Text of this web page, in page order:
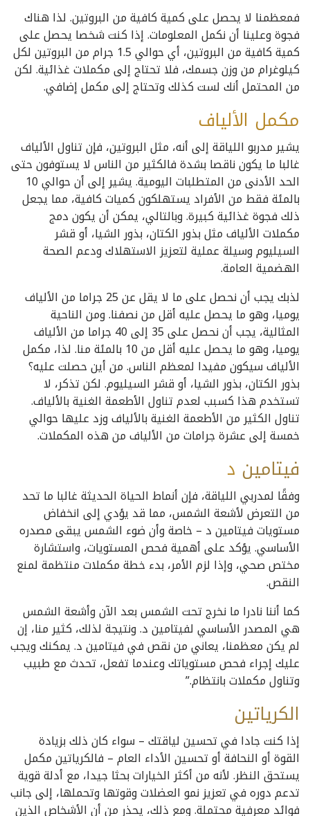
فمعظمنا لا يحصل على كمية كافية من البروتين. لذا هناك
فجوة وعلينا أن نكمل المعلومات. إذا كنت شخصا يحصل على
كمية كافية من البروتين، أي حوالي 1.5 جرام من البروتين لكل
كيلوغرام من وزن جسمك، فلا تحتاج إلى مكملات غذائية. لكن
من المحتمل أنك لست كذلك وتحتاج إلى مكمل إضافي.
مكمل الألياف
يشير مدربو اللياقة إلى أنه، مثل البروتين، فإن تناول الألياف
غالبا ما يكون ناقصا بشدة فالكثير من الناس لا يستوفون حتى
الحد الأدنى من المتطلبات اليومية. يشير إلى أن حوالي 10
بالمئة فقط من الأفراد يستهلكون كميات كافية، مما يجعل
ذلك فجوة غذائية كبيرة. وبالتالي، يمكن أن يكون دمج
مكملات الألياف مثل بذور الكتان، بذور الشيا، أو قشر
السيليوم وسيلة عملية لتعزيز الاستهلاك ودعم الصحة
الهضمية العامة.
لذبك يجب أن نحصل على ما لا يقل عن 25 جراما من الألياف
يوميا، وهو ما يحصل عليه أقل من نصفنا. ومن الناحية
المثالية، يجب أن نحصل على 35 إلى 40 جراما من الألياف
يوميا، وهو ما يحصل عليه أقل من 10 بالمئة منا. لذا، مكمل
الألياف سيكون مفيدا لمعظم الناس. من أين حصلت عليه؟
بذور الكتان، بذور الشيا، أو قشر السيليوم. لكن تذكر، لا
تستخدم هذا كسبب لعدم تناول الأطعمة الغنية بالألياف.
تناول الكثير من الأطعمة الغنية بالألياف وزد عليها حوالي
خمسة إلى عشرة جرامات من الألياف من هذه المكملات.
فيتامين د
وفقًا لمدربي اللياقة، فإن أنماط الحياة الحديثة غالبا ما تحد
من التعرض لأشعة الشمس، مما قد يؤدي إلى انخفاض
مستويات فيتامين د – خاصة وأن ضوء الشمس يبقى مصدره
الأساسي. يؤكد على أهمية فحص المستويات، واستشارة
مختص صحي، وإذا لزم الأمر، بدء خطة مكملات منتظمة لمنع
النقص.
كما أننا نادرا ما نخرج تحت الشمس بعد الآن وأشعة الشمس
هي المصدر الأساسي لفيتامين د. ونتيجة لذلك، كثير منا، إن
لم يكن معظمنا، يعاني من نقص في فيتامين د. يمكنك ويجب
عليك إجراء فحص مستوياتك وعندما تفعل، تحدث مع طبيب
وتناول مكملات بانتظام.”
الكرياتين
إذا كنت جادا في تحسين لياقتك – سواء كان ذلك بزيادة
القوة أو النحافة أو تحسين الأداء العام – فالكرياتين مكمل
يستحق النظر. لأنه من أكثر الخيارات بحثا جيدا، مع أدلة قوية
تدعم دوره في تعزيز نمو العضلات وقوتها وتحملها، إلى جانب
فوائد معرفية محتملة. ومع ذلك، يحذر من أن الأشخاص الذين